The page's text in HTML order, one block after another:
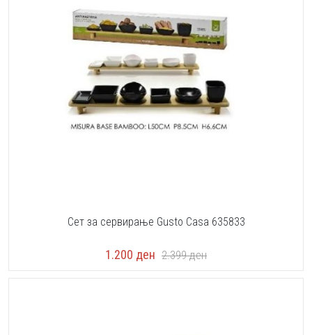
Сет за сервирање Gusto Casa 635833
1.200 ден 2.399ден